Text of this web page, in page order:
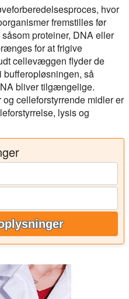
hvor
fremstilles før
proteiner, DNA eller
for at frigive
cellevæggen flyder de
så
bliver tilgængelige.
celleforstyrrende midler er
lysis og